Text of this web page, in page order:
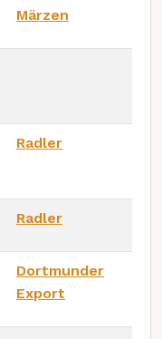
Märzen
Radler
Radler
Dortmunder
Export